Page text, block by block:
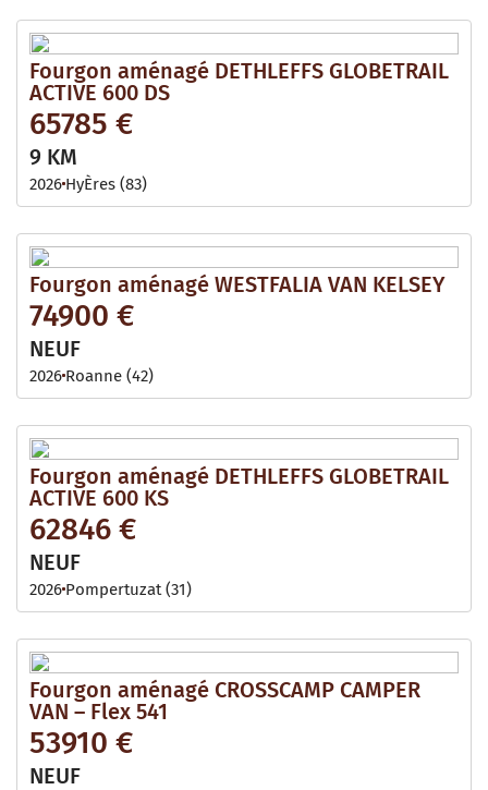
Fourgon aménagé DETHLEFFS GLOBETRAIL
ACTIVE 600 DS
65785 €
9 KM
2026 HyÈres (83)
Fourgon aménagé WESTFALIA VAN KELSEY
74900 €
NEUF
2026 Roanne (42)
Fourgon aménagé DETHLEFFS GLOBETRAIL
ACTIVE 600 KS
62846 €
NEUF
2026 Pompertuzat (31)
Fourgon aménagé CROSSCAMP CAMPER
VAN – Flex 541
53910 €
NEUF